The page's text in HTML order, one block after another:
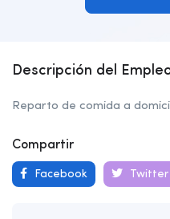
Descripción del
Reparto de comida a
Compartir
Facebook Twitter